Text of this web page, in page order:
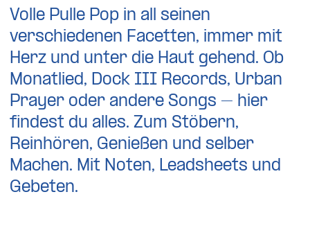
Volle Pulle Pop in all seinen
verschiedenen Facetten, immer mit
Herz und unter die Haut gehend. Ob
Monatlied, Dock III Records, Urban
Prayer oder andere Songs – hier
findest du alles. Zum Stöbern,
Reinhören, Genießen und selber
Machen. Mit Noten, Leadsheets und
Gebeten.